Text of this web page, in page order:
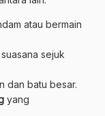
atau bermain
sejuk
dan batu besar.
yang